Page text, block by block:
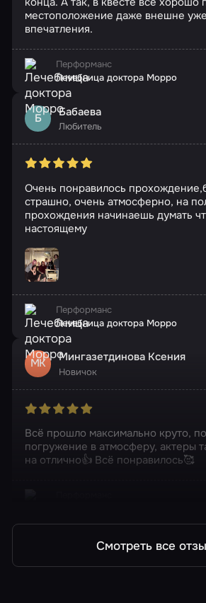
местоположение даже внешне
впечатления.
Перформанс
Лечебница доктора Морро
Б Бабаева
Любитель
Очень понравилось
страшно, очень атмосферно, на
прохождения начинаешь думать
настоящему
Перформанс
Лечебница доктора Морро
МК Мингазетдинова Ксения
Новичок
Всё прошло максимально круто,
погружение в атмосферу, актеры
на отлично👍 Всё понравилось🥰
Смотреть все